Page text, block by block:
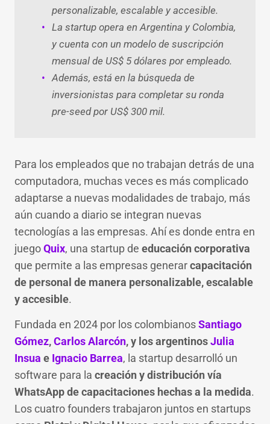
personalizable, escalable y accesible.
La startup opera en Argentina y Colombia,
y cuenta con un modelo de suscripción
mensual de US$ 5 dólares por empleado.
Además, está en la búsqueda de
inversionistas para completar su ronda
pre-seed por US$ 300 mil.
Para los empleados que no trabajan detrás de una
computadora, muchas veces es más complicado
adaptarse a nuevas modalidades de trabajo, más
aún cuando a diario se integran nuevas
tecnologías a las empresas. Ahí es donde entra en
juegoQuix, una startup de educación corporativa
que permite a las empresas generarcapacitación
de personal de manera personalizable, escalable
y accesible.
Fundada en 2024 por los colombianosSantiago
Gómez,Carlos Alarcón, y los argentinosJulia
Insua e Ignacio Barrea, la startup desarrolló un
software para la creación y distribución vía
WhatsApp de capacitaciones hechas a la medida.
Los cuatro founders trabajaron juntos en startups